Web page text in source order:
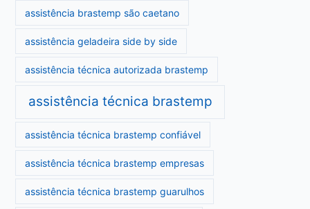
assistência brastemp são caetano
assistência geladeira side by side
assistência técnica autorizada brastemp
assistência técnica brastemp
assistência técnica brastemp confiável
assistência técnica brastemp empresas
assistência técnica brastemp guarulhos